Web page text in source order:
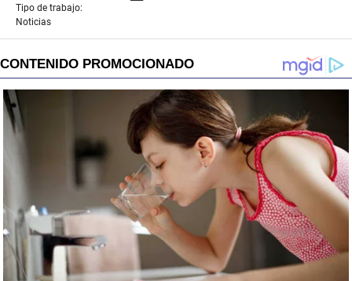
Tipo de trabajo:
Noticias